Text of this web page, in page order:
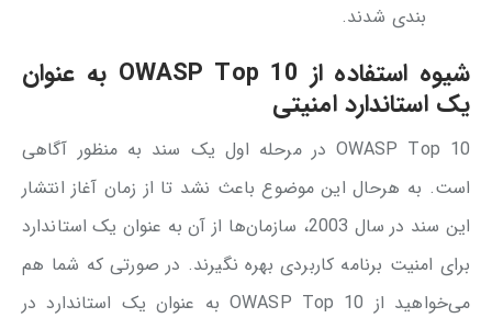
بندی شدند.
شیوه استفاده از OWASP Top 10 به عنوان
یک استاندارد امنیتی
OWASP Top 10 در مرحله اول یک سند به منظور آگاهی
است. به هرحال این موضوع باعث نشد تا از زمان آغاز انتشار
این سند در سال 2003، سازمان‌ها از آن به عنوان یک استاندارد
برای امنیت برنامه کاربردی بهره نگیرند. در صورتی که شما هم
می‌خواهید از OWASP Top 10 به عنوان یک استاندارد در